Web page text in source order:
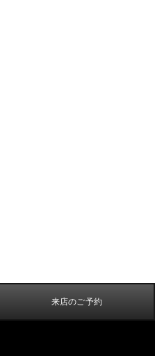
来店のご予約